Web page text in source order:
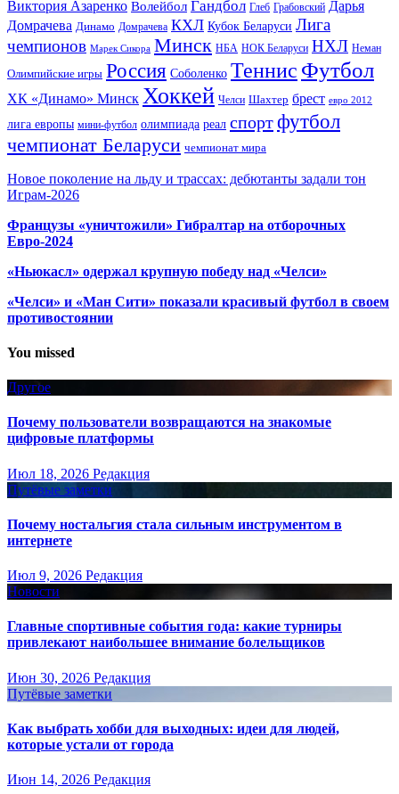
Виктория Азаренко Волейбол Гандбол Глеб Грабовский Дарья
Домрачева Динамо Домрачева КХЛ Кубок Беларуси Лига
чемпионов Марек Сикора Минск НБА НОК Беларуси НХЛ Неман
Олимпийские игры Россия Соболенко Теннис Футбол
ХК «Динамо» Минск Хоккей Челси Шахтер брест евро 2012
лига европы мини-футбол олимпиада реал спортфутбол
чемпионат Беларуси чемпионат мира
Новое поколение на льду и трассах: дебютанты задали тон
Играм-2026
Французы «уничтожили» Гибралтар на отборочных
Евро-2024
«Ньюкасл» одержал крупную победу над «Челси»
«Челси» и «Ман Сити» показали красивый футбол в своем
противостоянии
You missed
Другое
Почему пользователи возвращаются на знакомые
цифровые платформы
Июл 18, 2026 Редакция
Путёвые заметки
Почему ностальгия стала сильным инструментом в
интернете
Июл 9, 2026 Редакция
Новости
Главные спортивные события года: какие турниры
привлекают наибольшее внимание болельщиков
Июн 30, 2026 Редакция
Путёвые заметки
Как выбрать хобби для выходных: идеи для людей,
которые устали от города
Июн 14, 2026 Редакция